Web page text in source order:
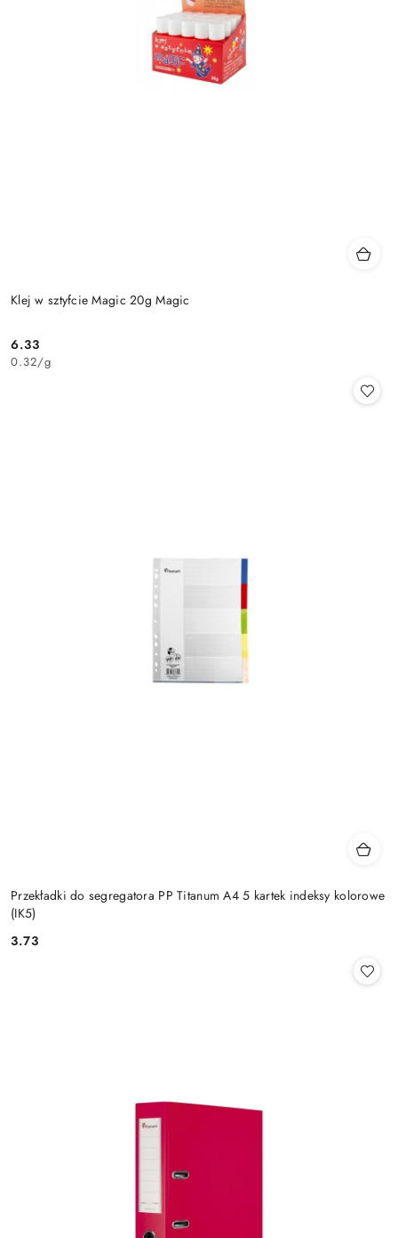
Klej w sztyfcie Magic 20g Magic
Cena:
6.33
0.32/g
Przekładki do segregatora PP Titanum A4 5 kartek indeksy kolorowe
(IK5)
Cena:
3.73